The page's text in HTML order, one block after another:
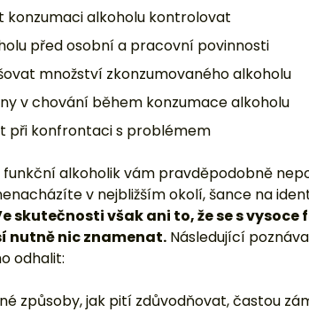
konzumaci alkoholu kontrolovat
před osobní a pracovní povinnosti
množství zkonzumovaného alkoholu
v chování během konzumace alkoholu
při konfrontaci s problémem
alkoholik vám pravděpodobně
v nejbližším okolí, šance na
skutečnosti však ani to, že se s
nutně nic znamenat. Následující
odhalit:
způsoby, jak pití zdůvodňovat, častou